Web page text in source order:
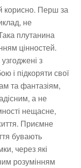
корисно. Перш за
не
плутанина
цінностей.
з
і підкоряти свої
та фантазіям,
а не
нещасне,
Приємне
бувають
через які
розумінням